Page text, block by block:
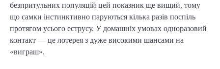
безпритульних популяцій цей показник ще вищий, тому
що самки інстинктивно паруються кілька разів поспіль
протягом усього еструсу. У домашніх умовах одноразовий
контакт — це лотерея з дуже високими шансами на
«виграш».